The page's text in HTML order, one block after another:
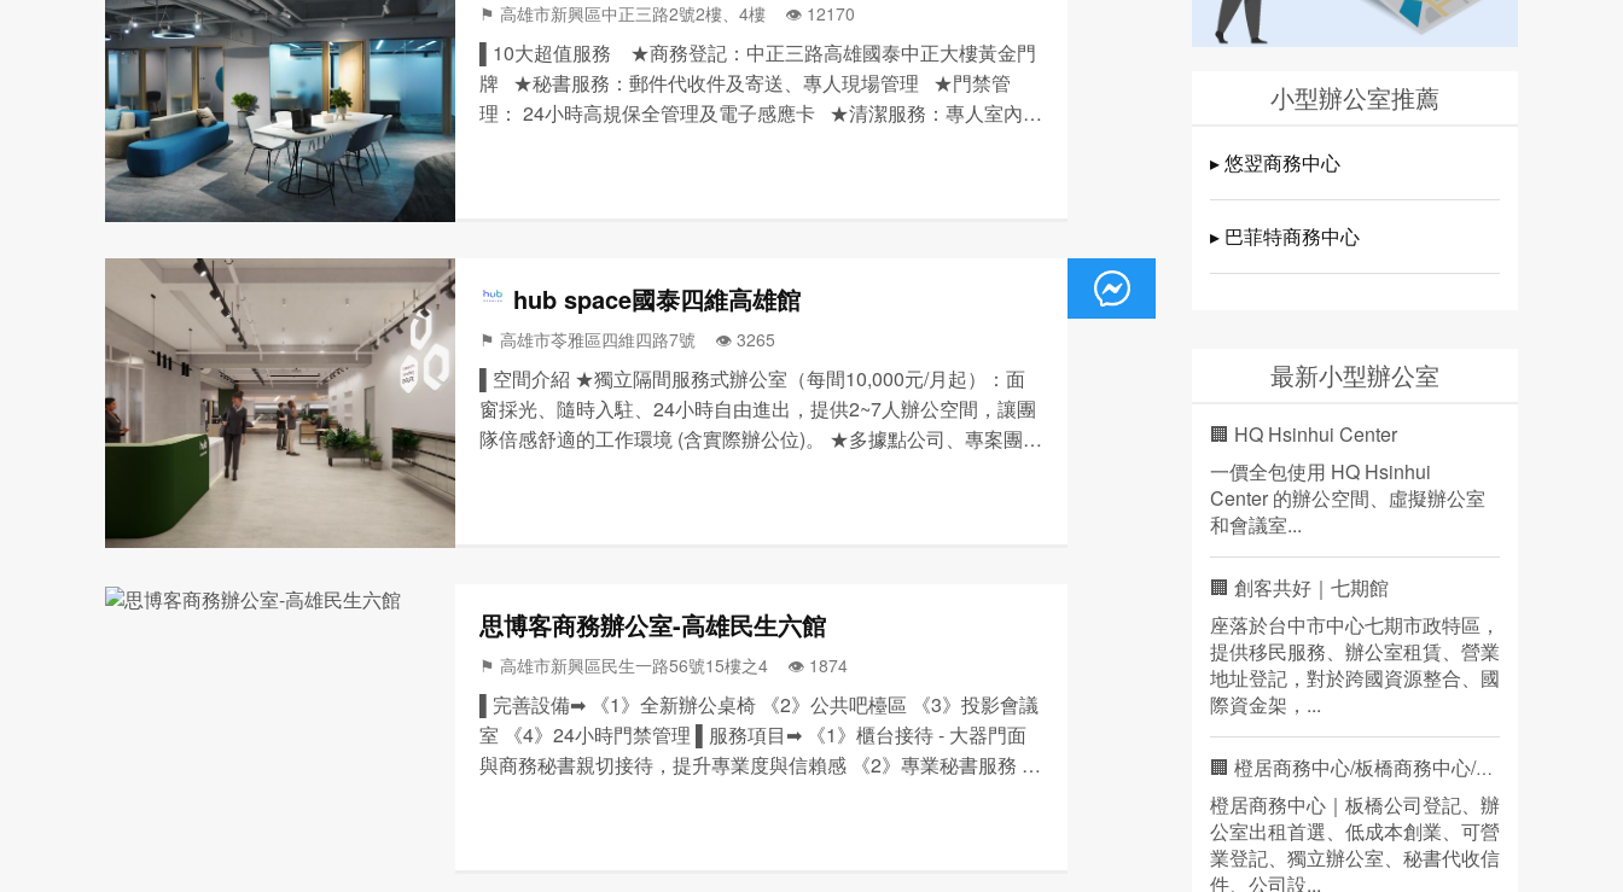
⚑ 高雄市新興區中正三路2號2樓、4樓 👁️‍ 12170
▌10大超值服務 ★商務登記：中正三路高雄國泰中正大樓黃金門
牌 ★秘書服務：郵件代收件及寄送、專人現場管理 ★門禁管
理： 24小時高規保全管理及電子感應卡 ★清潔服務：專人室內清
hub space國泰四維高雄館
⚑ 高雄市苓雅區四維四路7號 👁️‍ 3265
▌空間介紹 ★獨立隔間服務式辦公室（每間10,000元/月起）：面
窗採光、隨時入駐、24小時自由進出，提供2~7人辦公空間，讓團
隊倍感舒適的工作環境 (含實際辦公位)。 ★多據點公司、專案團
思博客商務辦公室-高雄民生六館
⚑ 高雄市新興區民生一路56號15樓之4 👁️‍ 1874
▌完善設備➡ 《1》全新辦公桌椅 《2》公共吧檯區 《3》投影會議
室 《4》24小時門禁管理 ▌服務項目➡ 《1》櫃台接待 - 大器門面
與商務秘書親切接待，提升專業度與信賴感 《2》專業秘書服務 -
小型辦公室推薦
▸ 悠翌商務中心
▸ 巴菲特商務中心
最新小型辦公室
🏢 HQ Hsinhui Center
一價全包使用 HQ Hsinhui
Center 的辦公空間、虛擬辦公室
和會議室...
🏢 創客共好｜七期館
座落於台中市中心七期市政特區，
提供移民服務、辦公室租賃、營業
地址登記，對於跨國資源整合、國
際資金架，...
🏢 橙居商務中心/板橋商務中心/營業登記
橙居商務中心｜板橋公司登記、辦
公室出租首選、低成本創業、可營
業登記、獨立辦公室、秘書代收信
件、公司設...